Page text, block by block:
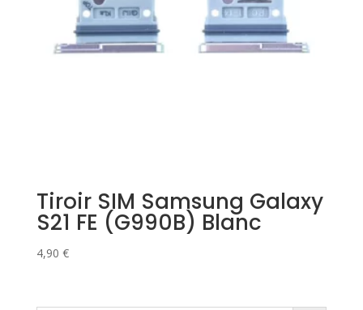
Tiroir SIM Samsung Galaxy
S21 FE (G990B) Blanc
4,90 €